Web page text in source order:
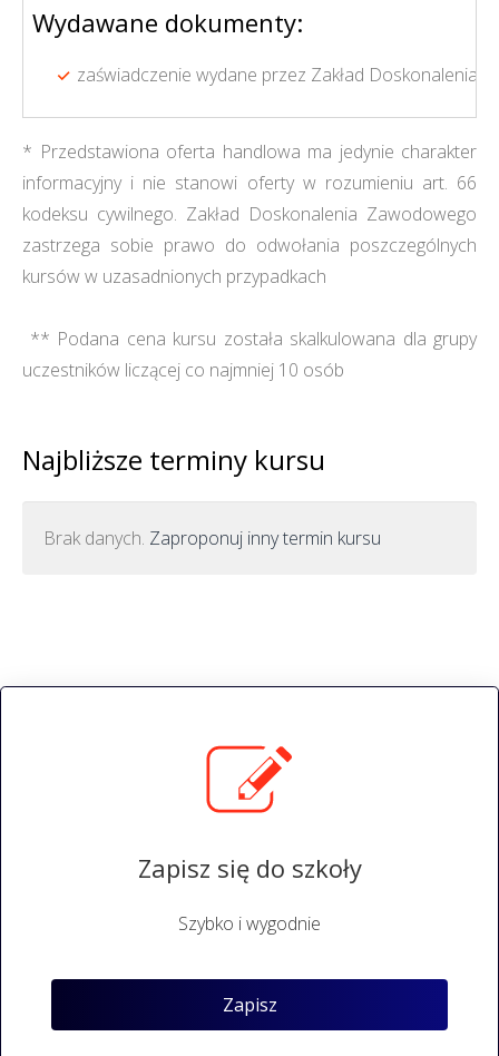
Wydawane dokumenty:
zaświadczenie wydane przez Zakład Doskonalenia
* Przedstawiona oferta handlowa ma jedynie charakter
informacyjny i nie stanowi oferty w rozumieniu art. 66
kodeksu cywilnego. Zakład Doskonalenia Zawodowego
zastrzega sobie prawo do odwołania poszczególnych
kursów w uzasadnionych przypadkach
** Podana cena kursu została skalkulowana dla grupy
uczestników liczącej co najmniej 10 osób
Najbliższe terminy kursu
Brak danych. Zaproponuj inny termin kursu
Zapisz się do szkoły
Szybko i wygodnie
Zapisz